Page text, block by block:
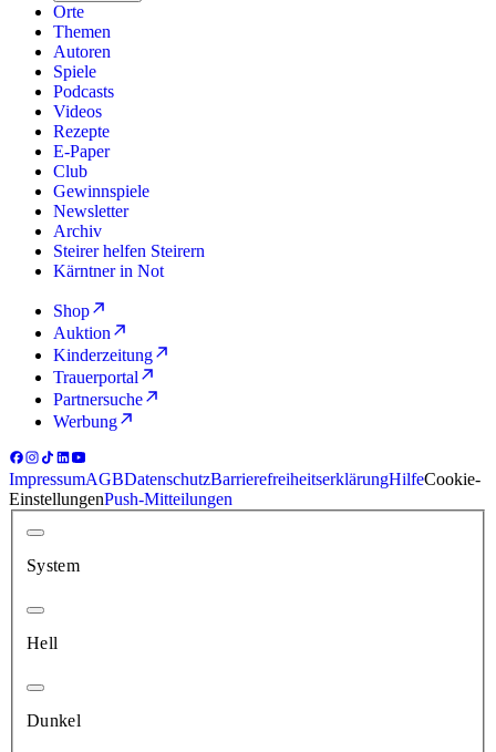
Orte
Themen
Autoren
Spiele
Podcasts
Videos
Rezepte
E-Paper
Club
Gewinnspiele
Newsletter
Archiv
Steirer helfen Steirern
Kärntner in Not
Shop
Auktion
Kinderzeitung
Trauerportal
Partnersuche
Werbung
ImpressumAGBDatenschutzBarrierefreiheitserklärungHilfeCookie-
EinstellungenPush-Mitteilungen
System
Hell
Dunkel